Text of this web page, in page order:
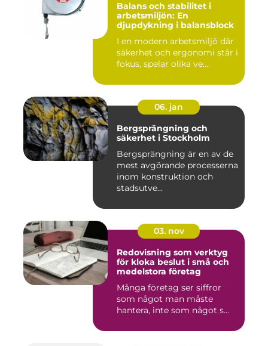
Balans och stabilitet i
arbetsmiljön: En
djupdykning i balansblock
I en modern arbetsmiljö där
säkerhet och ergonomi står i
fokus, spelar olika ve...
06. jan
Bergsprängning och
säkerhet i Stockholm
Bergsprängning är en av de
mest avgörande processerna
inom konstruktion och
stadsutve...
03. nov
Redovisning som verktyg
för kloka beslut i små och
medelstora företag
Många företag ser siffror
som något man måste
hantera, inte som något s...